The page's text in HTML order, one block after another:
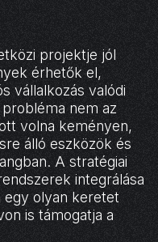
projektje jól
érhetők el,
vállalkozás valódi
nem az
volna keményen,
álló eszközök és
A stratégiai
integrálása
egy olyan keretet
is támogatja a